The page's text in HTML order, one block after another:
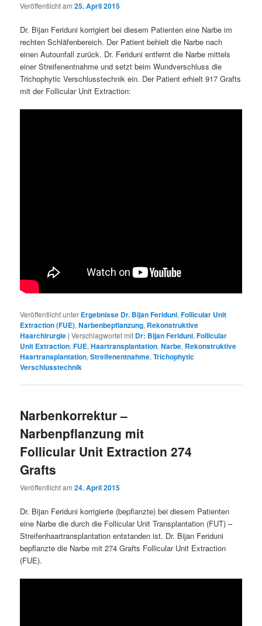
Veröffentlicht am25. April 2015
Dr. Bijan Feriduni korrigiert bei diesem Patienten eine Narbe im
rechten Schläfenbereich. Der Patient behielt die Narbe nach
einen Autounfall zurück. Dr. Feriduni entfernt die Narbe mittels
einer Streifenentnahme und setzt beim Wundverschluss die
Trichophytic Verschlusstechnik ein. Der Patient erhielt 917 Grafts
mit der Follicular Unit Extraction:
Veröffentlicht unter Ergebnisse Dr. Bijan Feriduni,Follicular Unit
Extraction (FUE),Narbenbepflanzung, Rekonstruktive
Haarchirurgie |Verschlagwortet mit Dr: Bijan Feriduni,Follicular
Unit Extraction,FUE,Haartransplantation,Narbe, Rekonstruktive
Haartransplantation,Streifenentnahme,Trichophytic
Verschlusstechnik
Narbenkorrektur –
Narbenpflanzung mit
Follicular Unit Extraction 274
Grafts
Veröffentlicht am24. April 2015
Dr. Bijan Feriduni korrigierte (bepflanzte) bei diesem Patienten
eine Narbe die durch die Follicular Unit Transplantation (FUT) –
Streifenhaartransplantation entstanden ist. Dr. Bijan Feriduni
bepflanzte die Narbe mit 274 Grafts Follicular Unit Extraction
(FUE).